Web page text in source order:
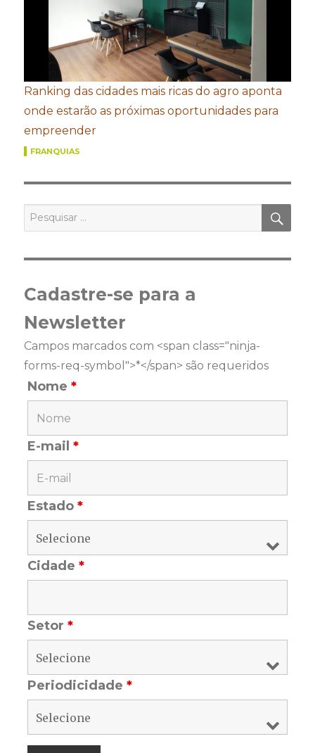
Ranking das cidades mais ricas do agro aponta
onde estarão as próximas oportunidades para
empreender
FRANQUIAS
por:
Cadastre-se para a
Newsletter
Campos marcados com <span class="ninja-
forms-req-symbol">*</span> são requeridos
Nome*
E-mail*
Estado*
Cidade*
Setor*
Periodicidade*